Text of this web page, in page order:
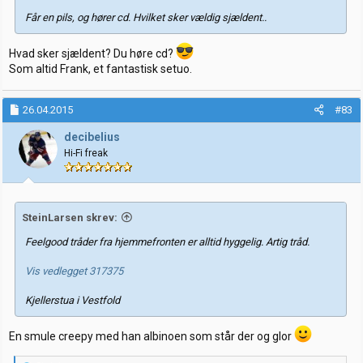
Får en pils, og hører cd. Hvilket sker vældig sjældent..
Hvad sker sjældent? Du høre cd?
Som altid Frank, et fantastisk setuo.
26.04.2015 #83
decibelius
Hi-Fi freak
SteinLarsen skrev:
Feelgood tråder fra hjemmefronten er alltid hyggelig. Artig tråd.
Vis vedlegget 317375
Kjellerstua i Vestfold
En smule creepy med han albinoen som står der og glor